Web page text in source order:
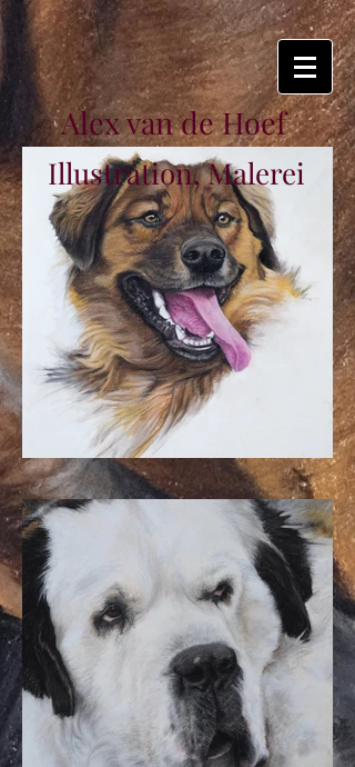
Alex van de Hoef
Illustration, Malerei